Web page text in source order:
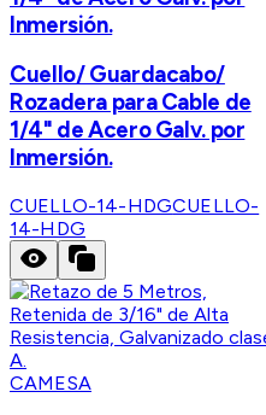
Inmersión.
Cuello/ Guardacabo/
Rozadera para Cable de
1/4" de Acero Galv. por
Inmersión.
CUELLO-14-HDGCUELLO-
14-HDG
CAMESA